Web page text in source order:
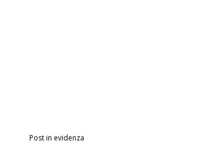
Post in evidenza